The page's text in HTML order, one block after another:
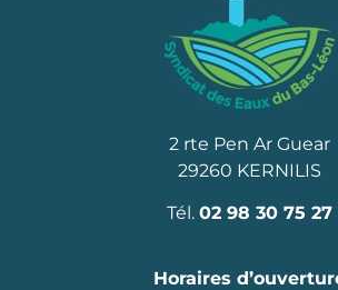
2 rte Pen Ar Guear
29260 KERNILIS
Tél. 02 98 30 75 27
Horaires